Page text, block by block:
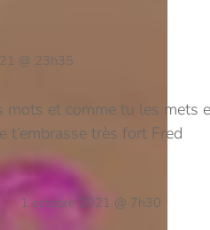
@ 23h35
mots et comme tu les
t’embrasse très fort Fred
1 octobre 2021 @ 7h30